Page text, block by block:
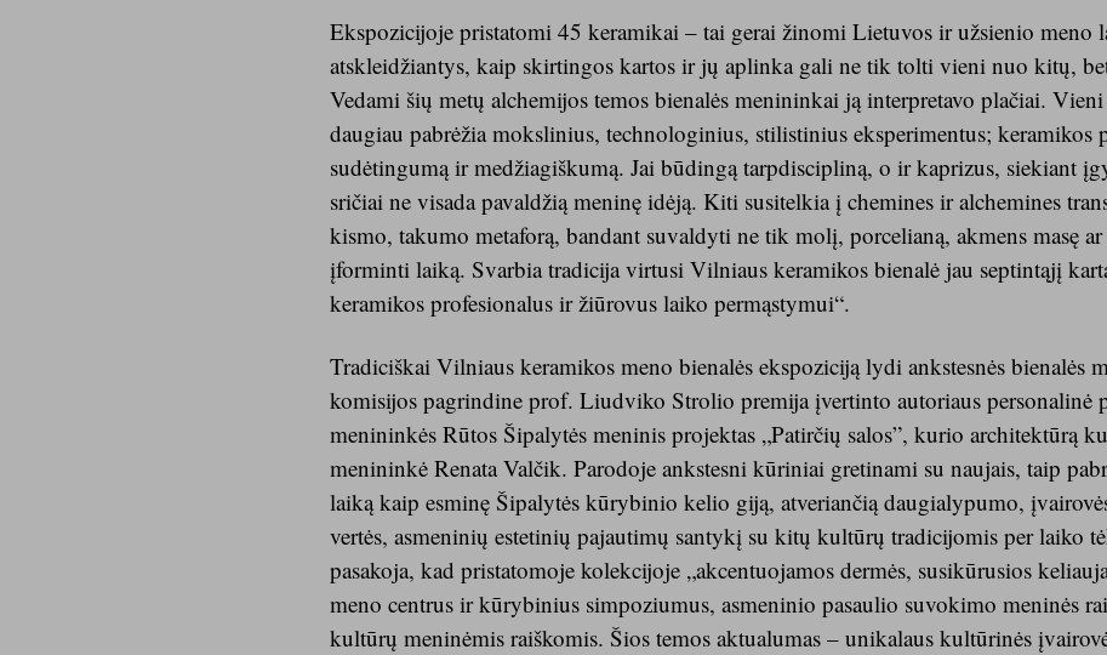
Ekspozicijoje pristatomi 45 keramikai – tai gerai žinomi Lietuvos ir užsienio meno
atskleidžiantys, kaip skirtingos kartos ir jų aplinka gali ne tik tolti vieni nuo kitų,
Vedami šių metų alchemijos temos bienalės menininkai ją interpretavo plačiai.
daugiau pabrėžia mokslinius, technologinius, stilistinius eksperimentus; keramikos
sudėtingumą ir medžiagiškumą. Jai būdingą tarpdiscipliną, o ir kaprizus, siekiant
sričiai ne visada pavaldžią meninę idėją. Kiti susitelkia į chemines ir alchemines
kismo, takumo metaforą, bandant suvaldyti ne tik molį, porcelianą, akmens masę
įforminti laiką. Svarbia tradicija virtusi Vilniaus keramikos bienalė jau septintąjį
keramikos profesionalus ir žiūrovus laiko permąstymui“.
Tradiciškai Vilniaus keramikos meno bienalės ekspoziciją lydi ankstesnės bienalės
komisijos pagrindine prof. Liudviko Strolio premija įvertinto autoriaus personalinė
menininkės Rūtos Šipalytės meninis projektas „Patirčių salos”, kurio architektūrą
menininkė Renata Valčik. Parodoje ankstesni kūriniai gretinami su naujais, taip
laiką kaip esminę Šipalytės kūrybinio kelio giją, atveriančią daugialypumo,
vertės, asmeninių estetinių pajautimų santykį su kitų kultūrų tradicijomis per laiko
pasakoja, kad pristatomoje kolekcijoje „akcentuojamos dermės, susikūrusios
meno centrus ir kūrybinius simpoziumus, asmeninio pasaulio suvokimo meninės
kultūrų meninėmis raiškomis. Šios temos aktualumas – unikalaus kultūrinės